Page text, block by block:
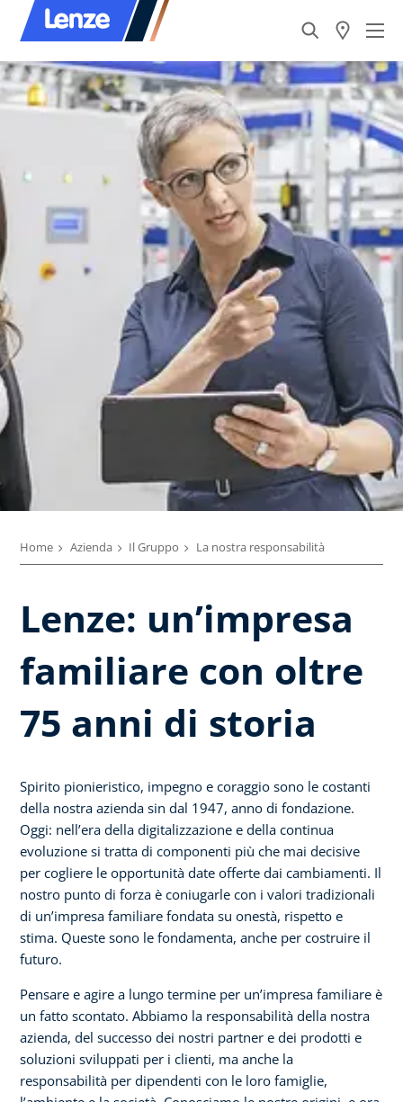
Home Azienda Il Gruppo La nostra responsabilità
Lenze: un’impresa
familiare con oltre
75 anni di storia
Spirito pionieristico, impegno e coraggio sono le costanti
della nostra azienda sin dal 1947, anno di fondazione.
Oggi: nell’era della digitalizzazione e della continua
evoluzione si tratta di componenti più che mai decisive
per cogliere le opportunità date offerte dai cambiamenti. Il
nostro punto di forza è coniugarle con i valori tradizionali
di un’impresa familiare fondata su onestà, rispetto e
stima. Queste sono le fondamenta, anche per costruire il
futuro.
Pensare e agire a lungo termine per un’impresa familiare è
un fatto scontato. Abbiamo la responsabilità della nostra
azienda, del successo dei nostri partner e dei prodotti e
soluzioni sviluppati per i clienti, ma anche la
responsabilità per dipendenti con le loro famiglie,